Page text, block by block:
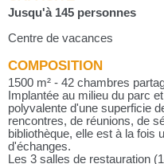
Jusqu'à 145 personnes
Centre de vacances
COMPOSITION
1500 m² - 42 chambres
Implantée au milieu du parc
polyvalente d'une superficie
rencontres, de réunions, de
bibliothèque, elle est à la fois
d'échanges.
Les 3 salles de restauration